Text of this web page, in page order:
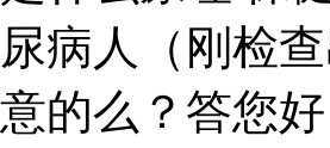
尿病人（刚检
意的么？答您